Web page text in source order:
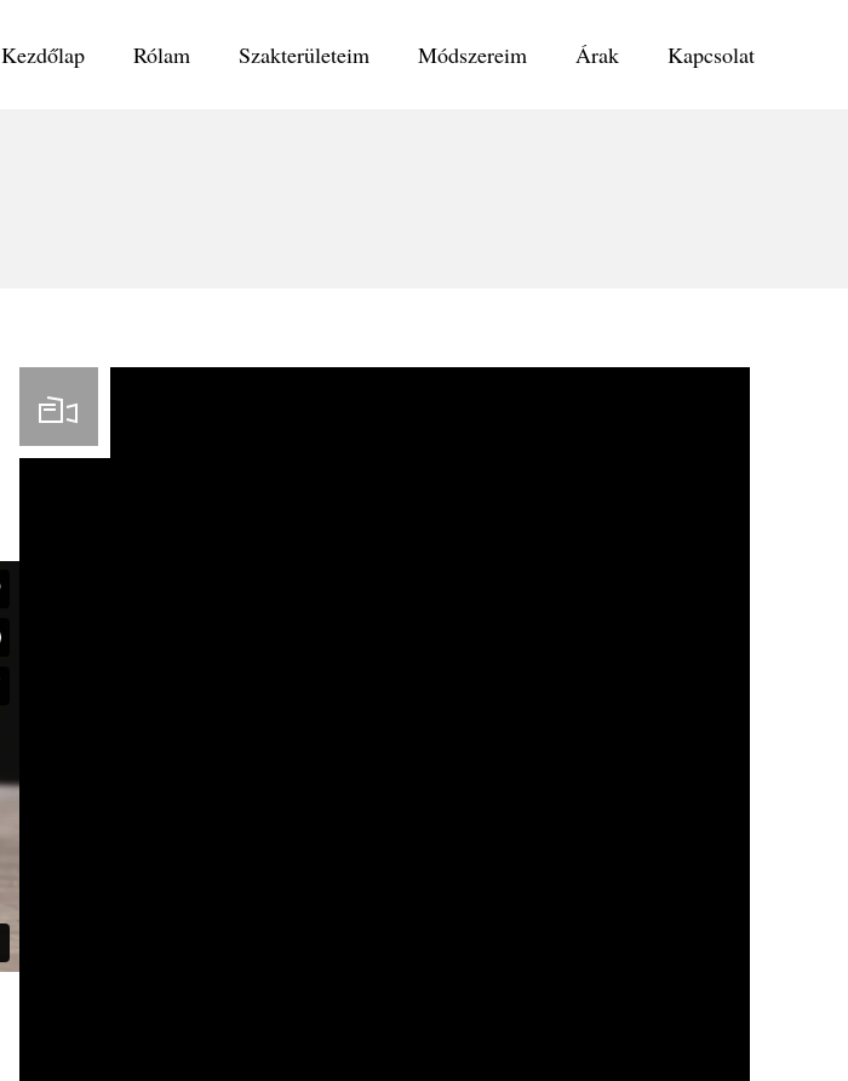
Kezdőlap Rólam Szakterületeim Módszereim Árak Kapcsolat